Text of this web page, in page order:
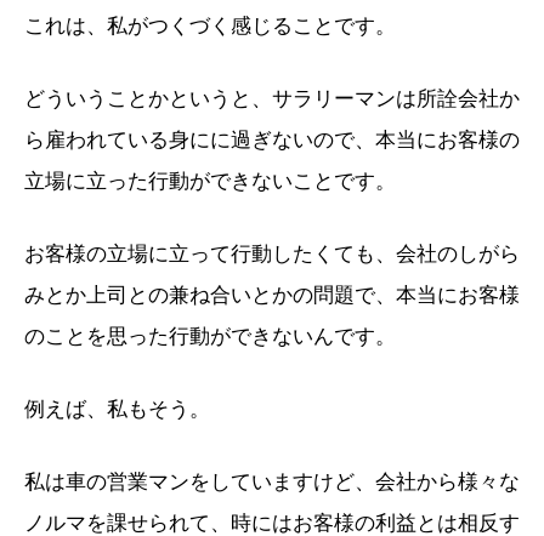
これは、私がつくづく感じることです。
どういうことかというと、サラリーマンは所詮会社か
ら雇われている身にに過ぎないので、本当にお客様の
立場に立った行動ができないことです。
お客様の立場に立って行動したくても、会社のしがら
みとか上司との兼ね合いとかの問題で、本当にお客様
のことを思った行動ができないんです。
例えば、私もそう。
私は車の営業マンをしていますけど、会社から様々な
ノルマを課せられて、時にはお客様の利益とは相反す